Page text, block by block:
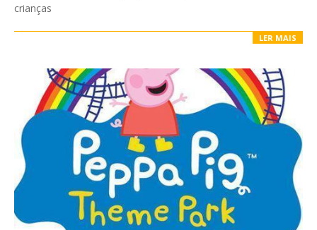
crianças
LER MAIS